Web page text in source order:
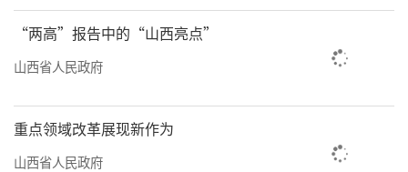
“两高”报告中的“山西亮点”
山西省人民政府
重点领域改革展现新作为
山西省人民政府